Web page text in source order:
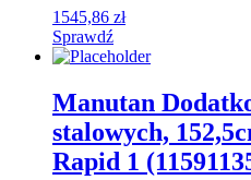
1545,86 zł
Sprawdź
Manutan
stalowych,
Rapid 1